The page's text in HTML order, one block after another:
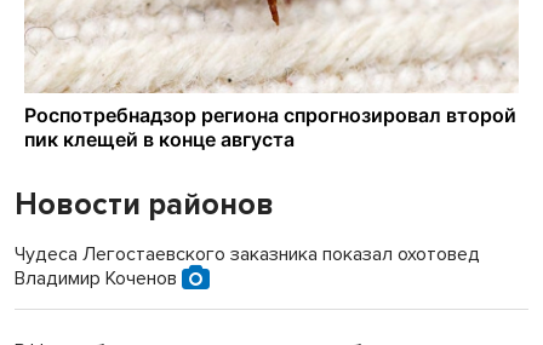
Новости районов
Чудеса Легостаевского заказника показал охотовед
Владимир Коченов